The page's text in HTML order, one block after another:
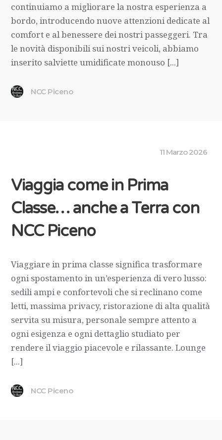
continuiamo a migliorare la nostra esperienza a
bordo, introducendo nuove attenzioni dedicate al
comfort e al benessere dei nostri passeggeri. Tra
le novità disponibili sui nostri veicoli, abbiamo
inserito salviette umidificate monouso [...]
NCC Piceno
11 Marzo 2026
Viaggia come in Prima
Classe… anche a Terra con
NCC Piceno
Viaggiare in prima classe significa trasformare
ogni spostamento in un’esperienza di vero lusso:
sedili ampi e confortevoli che si reclinano come
letti, massima privacy, ristorazione di alta qualità
servita su misura, personale sempre attento a
ogni esigenza e ogni dettaglio studiato per
rendere il viaggio piacevole e rilassante. Lounge
[...]
NCC Piceno